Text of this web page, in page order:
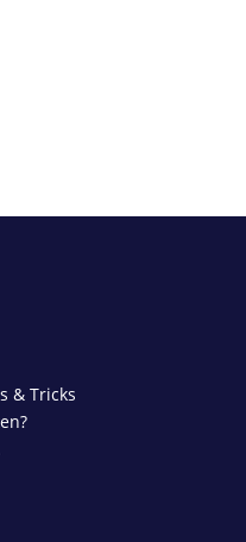
& Tricks